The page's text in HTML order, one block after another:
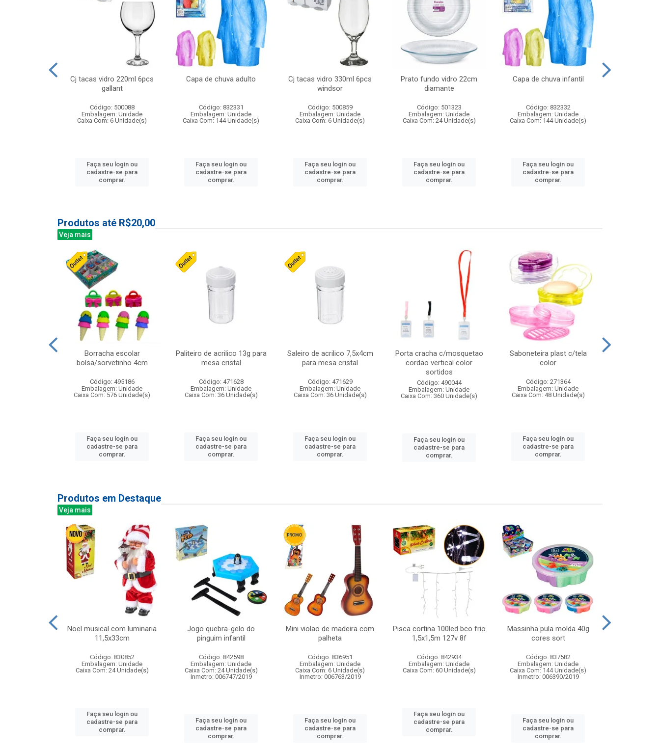
Cj tacas vidro 220ml 6pcs
gallant
Código: 500088
Embalagem: Unidade
Caixa Com: 6 Unidade(s)
Faça seu login ou
cadastre-se para
comprar.
Capa de chuva adulto
Código: 832331
Embalagem: Unidade
Caixa Com: 144 Unidade(s)
Faça seu login ou
cadastre-se para
comprar.
Cj tacas vidro 330ml 6pcs
windsor
Código: 500859
Embalagem: Unidade
Caixa Com: 6 Unidade(s)
Faça seu login ou
cadastre-se para
comprar.
Prato fundo vidro 22cm
diamante
Código: 501323
Embalagem: Unidade
Caixa Com: 24 Unidade(s)
Faça seu login ou
cadastre-se para
comprar.
Capa de chuva infantil
Código: 832332
Embalagem: Unidade
Caixa Com: 144 Unidade(s)
Faça seu login ou
cadastre-se para
comprar.
Produtos até R$20,00
Veja mais
Borracha escolar
bolsa/sorvetinho 4cm
Código: 495186
Embalagem: Unidade
Caixa Com: 576 Unidade(s)
Faça seu login ou
cadastre-se para
comprar.
Paliteiro de acrilico 13g para
mesa cristal
Código: 471628
Embalagem: Unidade
Caixa Com: 36 Unidade(s)
Faça seu login ou
cadastre-se para
comprar.
Saleiro de acrilico 7,5x4cm
para mesa cristal
Código: 471629
Embalagem: Unidade
Caixa Com: 36 Unidade(s)
Faça seu login ou
cadastre-se para
comprar.
Porta cracha c/mosquetao
cordao vertical color
sortidos
Código: 490044
Embalagem: Unidade
Caixa Com: 360 Unidade(s)
Faça seu login ou
cadastre-se para
comprar.
Saboneteira plast c/tela
color
Código: 271364
Embalagem: Unidade
Caixa Com: 48 Unidade(s)
Faça seu login ou
cadastre-se para
comprar.
Produtos em Destaque
Veja mais
Noel musical com luminaria
11,5x33cm
Código: 830852
Embalagem: Unidade
Caixa Com: 24 Unidade(s)
Faça seu login ou
cadastre-se para
comprar.
Jogo quebra-gelo do
pinguim infantil
Código: 842598
Embalagem: Unidade
Caixa Com: 24 Unidade(s)
Inmetro: 006747/2019
Faça seu login ou
cadastre-se para
comprar.
Mini violao de madeira com
palheta
Código: 836951
Embalagem: Unidade
Caixa Com: 6 Unidade(s)
Inmetro: 006763/2019
Faça seu login ou
cadastre-se para
comprar.
Pisca cortina 100led bco frio
1,5x1,5m 127v 8f
Código: 842934
Embalagem: Unidade
Caixa Com: 60 Unidade(s)
Faça seu login ou
cadastre-se para
comprar.
Massinha pula molda 40g
cores sort
Código: 837582
Embalagem: Unidade
Caixa Com: 144 Unidade(s)
Inmetro: 006390/2019
Faça seu login ou
cadastre-se para
comprar.